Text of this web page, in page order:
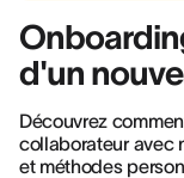
d'un
Découvrez
collaborateur avec
et méthodes